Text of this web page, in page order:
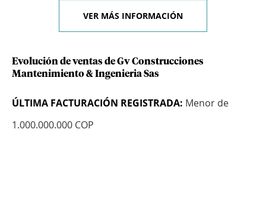
VER MÁS INFORMACIÓN
Evolución de ventas de Gv Construcciones
Mantenimiento & Ingenieria Sas
ÚLTIMA FACTURACIÓN REGISTRADA: Menor de
1.000.000.000 COP